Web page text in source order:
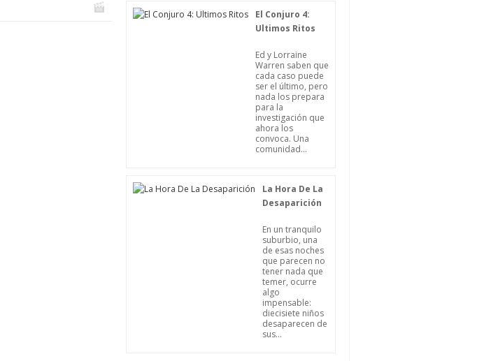
El Conjuro 4:
Ultimos Ritos
Ed y Lorraine
Warren saben que
cada caso puede
ser el último, pero
nada los prepara
para la
investigación que
ahora los
convoca. Una
comunidad...
La Hora De La
Desaparición
En un tranquilo
suburbio, una
de esas noches
que parecen no
tener nada que
temer, ocurre
algo
impensable:
diecisiete niños
desaparecen de
sus...